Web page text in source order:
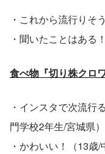
・これから流行りそ
・聞いたことはある
食べ物『切り株クロ
・インスタで次流行
門学校2年生/宮城県）
・かわいい！（13歳/